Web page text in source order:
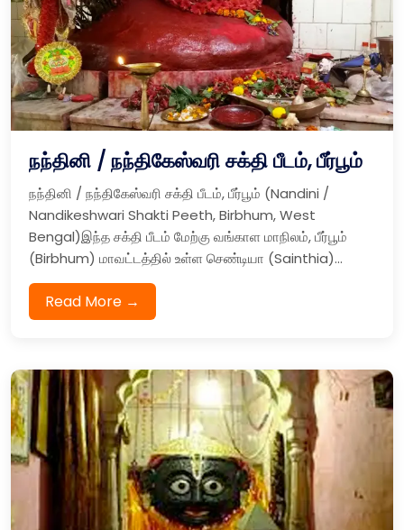
நந்தினி / நந்திகேஸ்வரி சக்தி பீடம், பீர்பூம்
நந்தினி / நந்திகேஸ்வரி சக்தி பீடம், பீர்பூம் (Nandini /
Nandikeshwari Shakti Peeth, Birbhum, West
Bengal)இந்த சக்தி பீடம் மேற்கு வங்காள மாநிலம், பீர்பூம்
(Birbhum) மாவட்டத்தில் உள்ள செண்டியா (Sainthia)...
Read More →